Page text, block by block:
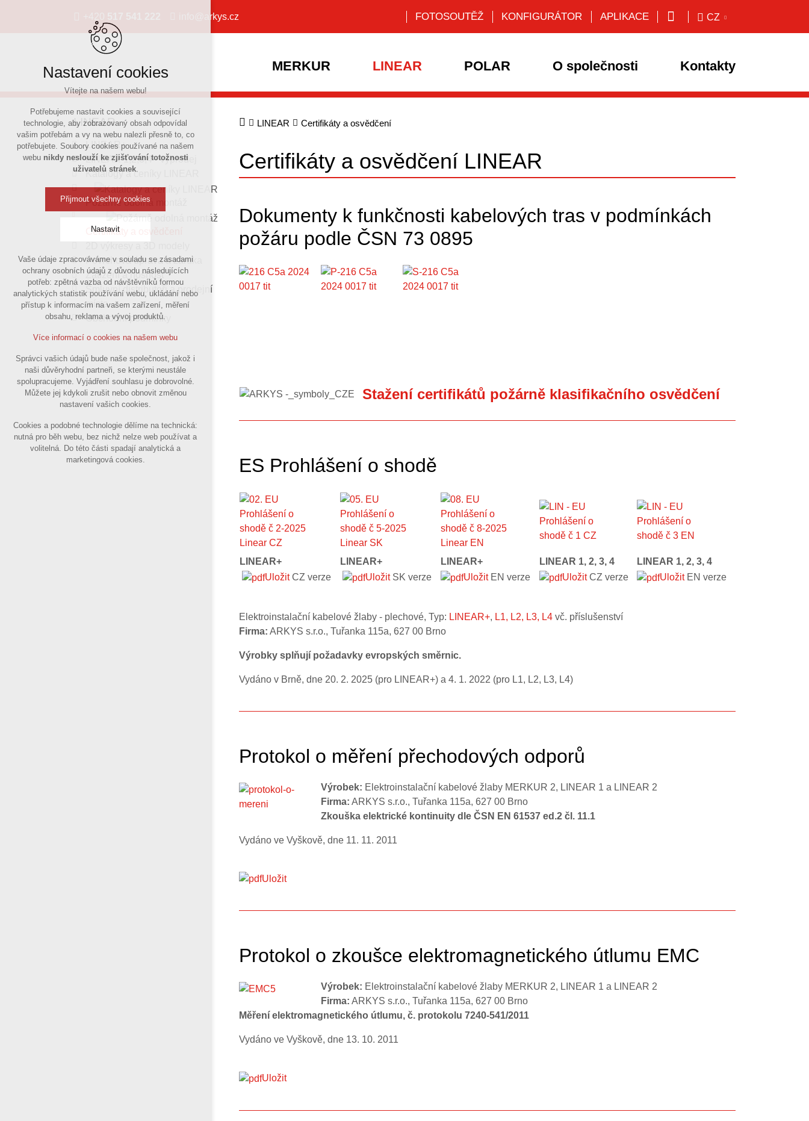
info@arkys.cz FOTOSOUTĚŽ KONFIGURÁTOR APLIKACE CZ
MERKUR LINEAR POLAR O společnosti Kontakty
LINEAR
LINEAR+
LINEAR 1,2,3,4 - výprodej
Katalogy a ceníky LINEAR
Požárně odolná montáž
Certifikáty a osvědčení
Povrchová úprava a záruka
Zatížení a nosnost
Smluvní distributoři a prodejní
místa
Obchodní podmínky
LINEAR Certifikáty a osvědčení
Certifikáty a osvědčení LINEAR
Dokumenty k funkčnosti kabelových tras v podmínkách
požáru podle ČSN 73 0895
Stažení certifikátů požárně klasifikačního osvědčení
ES Prohlášení o shodě
LINEAR+ LINEAR+ LINEAR+ LINEAR 1, 2, 3, 4
LINEAR 1, 2, 3, 4
UložitCZ verze Uložit SK verze UložitEN verze UložitCZ verze UložitEN verze
Elektroinstalační kabelové žlaby - plechové, Typ: LINEAR+, L1, L2, L3, L4 vč. příslušenství
Firma: ARKYS s.r.o., Tuřanka 115a, 627 00 Brno
Výrobky splňují požadavky evropských směrnic.
Vydáno v Brně, dne 20. 2. 2025 (pro LINEAR+) a 4. 1. 2022 (pro L1, L2, L3, L4)
Protokol o měření přechodových odporů
Výrobek: Elektroinstalační kabelové žlaby MERKUR 2, LINEAR 1 a LINEAR 2
Firma: ARKYS s.r.o., Tuřanka 115a, 627 00 Brno
Zkouška elektrické kontinuity dle ČSN EN 61537 ed.2 čl. 11.1
Vydáno ve Vyškově, dne 11. 11. 2011
Uložit
Protokol o zkoušce elektromagnetického útlumu EMC
Výrobek: Elektroinstalační kabelové žlaby MERKUR 2, LINEAR 1 a LINEAR 2
Firma: ARKYS s.r.o., Tuřanka 115a, 627 00 Brno
Měření elektromagnetického útlumu, č. protokolu 7240-541/2011
Vydáno ve Vyškově, dne 13. 10. 2011
Uložit
Nastavení cookies
Vítejte na našem webu!
Potřebujeme nastavit cookies a související
technologie, aby zobrazovaný obsah odpovídal
vašim potřebám a vy na webu nalezli přesně to, co
potřebujete. Soubory cookies používané na našem
webu nikdy neslouží ke zjišťování totožnosti
uživatelů stránek.
Přijmout všechny cookies
Nastavit
Technická cookies
nutná pro provozování webu
udržení kontextu stránek (session):
případná přihlášení, volby jazyka, apod.
Volitelná cookies
vyhodnocení návštěvnosti
marketingová cookies
(Google,Sklik,Hotjar)
Přijmout všechny cookies
Vaše údaje zpracováváme v souladu se zásadami
ochrany osobních údajů z důvodu následujících
potřeb: zpětná vazba od návštěvníků formou
analytických statistik používání webu, ukládání nebo
přístup k informacím na vašem zařízení, měření
obsahu, reklama a vývoj produktů.
Více informací o cookies na našem webu
Správci vašich údajů bude naše společnost, jakož i
naši důvěryhodní partneři, se kterými neustále
spolupracujeme. Vyjádření souhlasu je dobrovolné.
Můžete jej kdykoli zrušit nebo obnovit změnou
nastavení vašich cookies.
Cookies a podobné technologie dělíme na technická:
nutná pro běh webu, bez nichž nelze web používat a
volitelná. Do této části spadají analytická a
marketingová cookies.